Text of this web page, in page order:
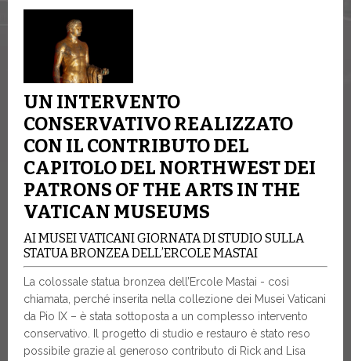
UN INTERVENTO
CONSERVATIVO REALIZZATO
CON IL CONTRIBUTO DEL
CAPITOLO DEL NORTHWEST DEI
PATRONS OF THE ARTS IN THE
VATICAN MUSEUMS
AI MUSEI VATICANI GIORNATA DI STUDIO SULLA
STATUA BRONZEA DELL’ERCOLE MASTAI
La colossale statua bronzea dell’Ercole Mastai - così
chiamata, perché inserita nella collezione dei Musei Vaticani
da Pio IX – è stata sottoposta a un complesso intervento
conservativo. Il progetto di studio e restauro è stato reso
possibile grazie al generoso contributo di Rick and Lisa